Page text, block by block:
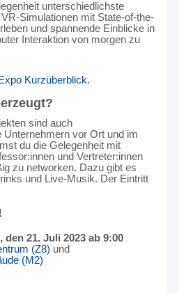
unterschiedlichste
Simulationen mit State-of-the-
und spannende Einblicke in
Interaktion von morgen zu
Expo Kurzüberblick.
sind auch
Unternehmern vor Ort und im
du die Gelegenheit mit
und Vertreter:innen
zu networken. Dazu gibt es
und Live-Musik. Der Eintritt
den 21. Juli 2023 ab 9:00
(Z8) und
(M2)